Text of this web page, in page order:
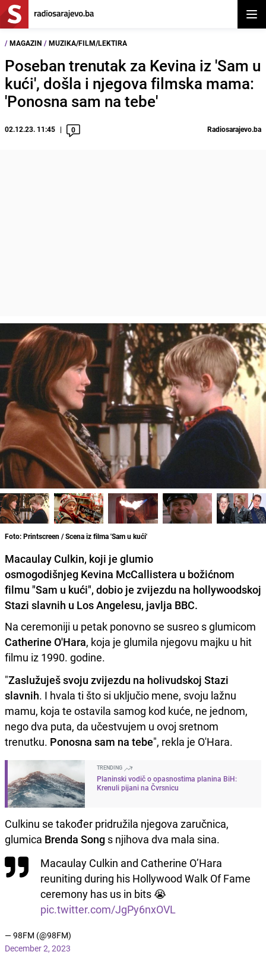
/ MAGAZIN / MUZIKA/FILM/LEKTIRA
Poseban trenutak za Kevina iz 'Sam u
kući', došla i njegova filmska mama:
'Ponosna sam na tebe'
02.12.23. 11:45 0 Radiosarajevo.ba
Foto: Printscreen / Scena iz filma 'Sam u kući'
Macaulay Culkin, koji je glumio
osmogodišnjeg Kevina McCallistera u božićnom
filmu "Sam u kući", dobio je zvijezdu na hollywoodskoj
Stazi slavnih u Los Angelesu, javlja BBC.
Na ceremoniji u petak ponovno se susreo s glumicom
Catherine O'Hara, koja je glumila njegovu majku u hit
filmu iz 1990. godine.
"Zaslužuješ svoju zvijezdu na holivudskoj Stazi
slavnih. I hvala ti što si uključio mene, svoju lažnu
mamu, koja te ostavila samog kod kuće, ne jednom,
nego dva puta, da učestvujem u ovoj sretnom
trenutku. Ponosna sam na tebe", rekla je O'Hara.
TRENDING
Planinski vodič o opasnostima planina BiH:
Krenuli pijani na Čvrsnicu
Culkinu se također pridružila njegova zaručnica,
glumica Brenda Song s njihova dva mala sina.
Macaulay Culkin and Catherine O’Hara
reuniting during his Hollywood Walk Of Fame
ceremony has us in bits 😭
pic.twitter.com/JgPy6nxOVL
— 98FM (@98FM)
December 2, 2023